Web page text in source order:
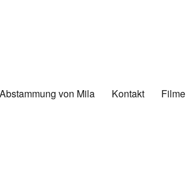
Abstammung von Mila Kontakt Filme